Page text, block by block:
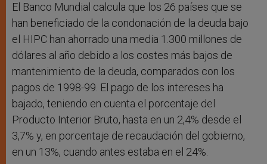
El Banco Mundial calcula que los 26 países que se
han beneficiado de la condonación de la deuda bajo
el HIPC han ahorrado una media 1.300 millones de
dólares al año debido a los costes más bajos de
mantenimiento de la deuda, comparados con los
pagos de 1998-99. El pago de los intereses ha
bajado, teniendo en cuenta el porcentaje del
Producto Interior Bruto, hasta en un 2,4% desde el
3,7% y, en porcentaje de recaudación del gobierno,
en un 13%, cuando antes estaba en el 24%.